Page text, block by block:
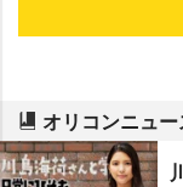
オリコンニュ